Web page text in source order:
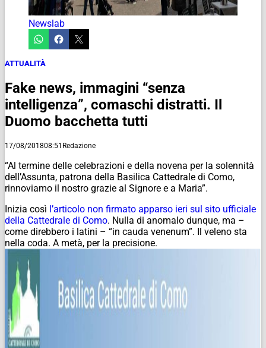
Newslab
ATTUALITÀ
Fake news, immagini “senza
intelligenza”, comaschi distratti. Il
Duomo bacchetta tutti
17/08/201808:51 Redazione
“Al termine delle celebrazioni e della novena per la solennità
dell’Assunta, patrona della Basilica Cattedrale di Como,
rinnoviamo il nostro grazie al Signore e a Maria”.
Inizia così l’articolo non firmato apparso ieri sul sito ufficiale
della Cattedrale di Como. Nulla di anomalo dunque, ma –
come direbbero i latini – “in cauda venenum”. Il veleno sta
nella coda. A metà, per la precisione.